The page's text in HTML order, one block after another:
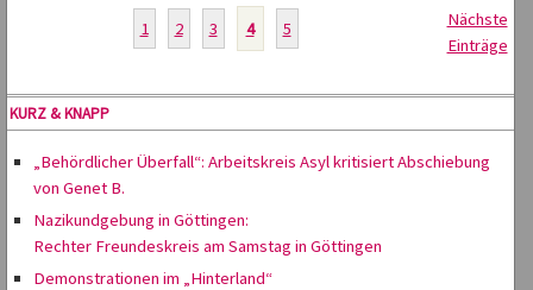
1 2 3 4 5
Nächste
Einträge
KURZ & KNAPP
„Behördlicher Überfall“: Arbeitskreis Asyl kritisiert Abschiebung
von Genet B.
Nazikundgebung in Göttingen:
Rechter Freundeskreis am Samstag in Göttingen
Demonstrationen im „Hinterland“